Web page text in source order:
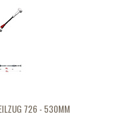
726 - 530MM